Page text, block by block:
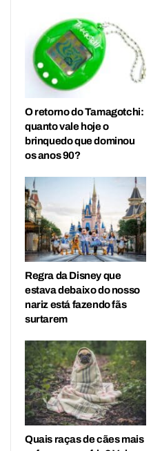
O retorno do Tamagotchi:
quanto vale hoje o
brinquedo que dominou
os anos 90?
Regra da Disney que
estava debaixo do nosso
nariz está fazendo fãs
surtarem
Quais raças de cães mais